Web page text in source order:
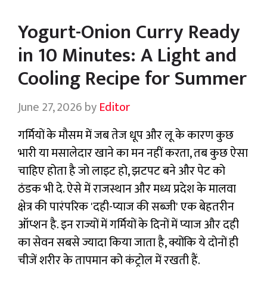
Yogurt-Onion Curry Ready
in 10 Minutes: A Light and
Cooling Recipe for Summer
June 27, 2026byEditor
गर्मियों के मौसम में जब तेज धूप और लू के कारण कुछ
भारी या मसालेदार खाने का मन नहीं करता, तब कुछ ऐसा
चाहिए होता है जो लाइट हो, झटपट बने और पेट को
ठंडक भी दे. ऐसे में राजस्थान और मध्य प्रदेश के मालवा
क्षेत्र की पारंपरिक 'दही-प्याज की सब्जी' एक बेहतरीन
ऑप्शन है. इन राज्यों में गर्मियों के दिनों में प्याज और दही
का सेवन सबसे ज्यादा किया जाता है, क्योंकि ये दोनों ही
चीजें शरीर के तापमान को कंट्रोल में रखती हैं.